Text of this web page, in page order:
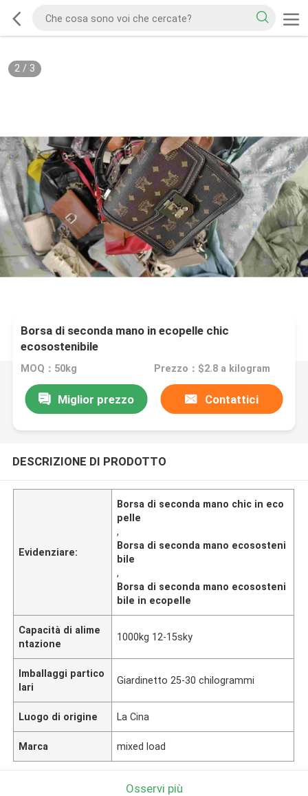
2/ 3
Borsa di seconda mano in ecopelle chic
ecosostenibile
MOQ：50kg Prezzo：$2.8 a kilogram
Miglior prezzo Contattici
DESCRIZIONE DI PRODOTTO
Evidenziare:
Borsa di seconda mano chic in eco
pelle
,
Borsa di seconda mano ecososteni
bile
,
Borsa di seconda mano ecososteni
bile in ecopelle
Capacità di alime
ntazione
1000kg 12-15sky
Imballaggi partico
lari
Giardinetto 25-30 chilogrammi
Luogo di origine La Cina
Marca mixed load
Osservi più